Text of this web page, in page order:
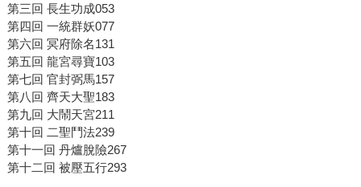
第三回 長生功成053
第四回 一統群妖077
第六回 冥府除名131
第五回 龍宮尋寶103
第七回 官封弼馬157
第八回 齊天大聖183
第九回 大鬧天宮211
第十回 二聖鬥法239
第十一回 丹爐脫險267
第十二回 被壓五行293